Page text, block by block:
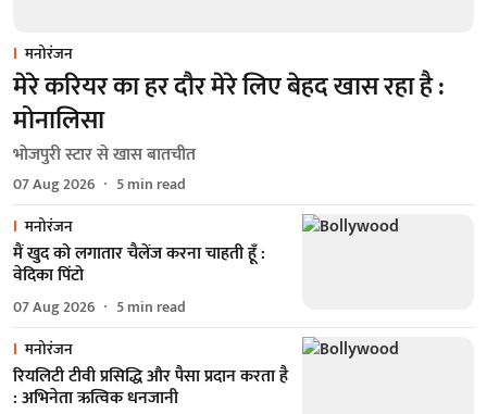
मनोरंजन
मेरे करियर का हर दौर मेरे लिए बेहद खास रहा है :
मोनालिसा
भोजपुरी स्टार से खास बातचीत
07 Aug 2026 5min read
मनोरंजन
मैं खुद को लगातार चैलेंज करना चाहती हूँ :
वेदिका पिंटो
07 Aug 2026 5min read
मनोरंजन
रियलिटी टीवी प्रसिद्धि और पैसा प्रदान करता है
: अभिनेता ऋत्विक धनजानी